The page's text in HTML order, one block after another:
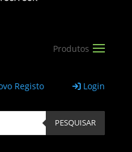
Registo Login
PESQUISAR